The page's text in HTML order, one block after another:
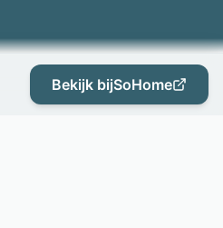
Bekijk bijSoHome